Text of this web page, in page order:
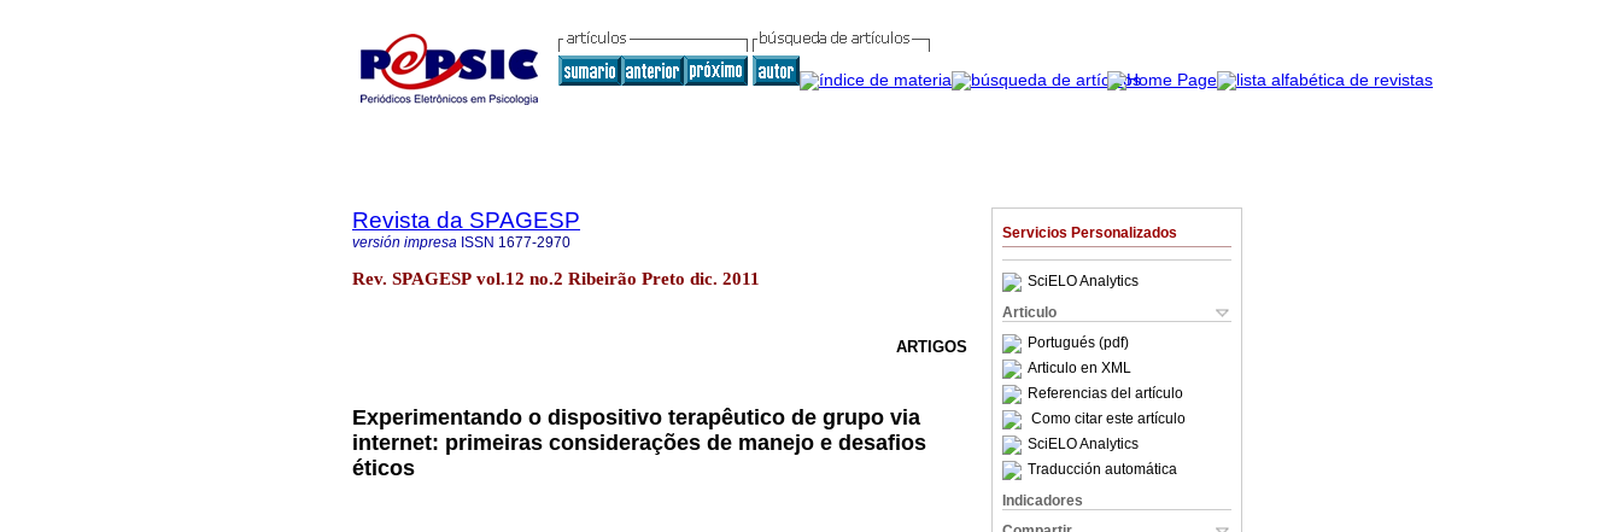
Servicios Personalizados
SciELO Analytics
Articulo
Portugués (pdf)
Articulo en XML
Referencias del artículo
Como citar este artículo
SciELO Analytics
Traducción automática
Indicadores
Revista da SPAGESP
versión impresa ISSN 1677-2970
Rev. SPAGESP vol.12 no.2 Ribeirão Preto dic. 2011
ARTIGOS
Experimentando o dispositivo terapêutico de grupo via
internet: primeiras considerações de manejo e desafios
éticos